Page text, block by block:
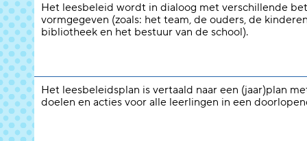
Het leesbeleid wordt in dialoog met verschillende
vormgegeven (zoals: het team, de ouders, de
bibliotheek en het bestuur van de school).
Het leesbeleidsplan is vertaald naar een (jaar)plan
doelen en acties voor alle leerlingen in een